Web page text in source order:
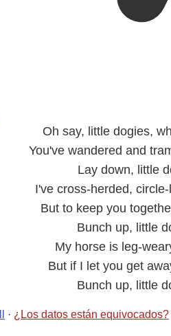
Oh say, little dogies,
You've wandered and
Lay down, little
I've cross-herded,
But to keep you
Bunch up, little
My horse is leg-
But if I let you get
Bunch up, little
· ¿Los datos están equivocados?